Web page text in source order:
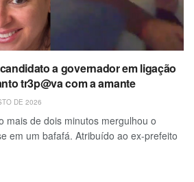
candidato a governador em ligação
tr3p@va com a amante
DE 2026
mais de dois minutos mergulhou o
em um bafafá. Atribuído ao ex-prefeito